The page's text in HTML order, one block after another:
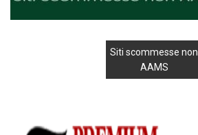
Siti scommesse non
AAMS